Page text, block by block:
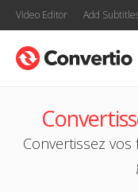
Video Editor Add
Convertissez